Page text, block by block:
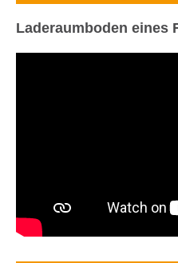
Laderaumboden eines